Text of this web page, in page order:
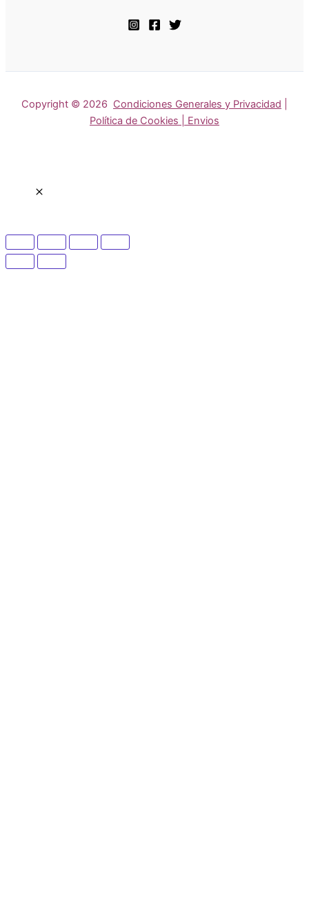
Copyright © 2026 Condiciones Generales y Privacidad
Política de Cookies | Envios